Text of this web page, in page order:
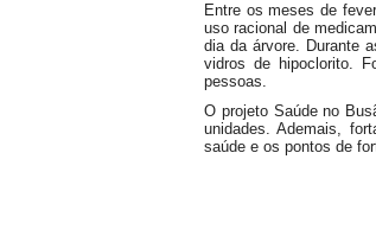
Entre os meses de
uso racional de
dia da árvore. Durante
vidros de hipoclorito.
pessoas.
O projeto Saúde no
unidades. Ademais,
saúde e os pontos de